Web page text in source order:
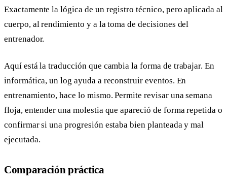
Exactamente la lógica de un registro técnico, pero aplicada al
cuerpo, al rendimiento y a la toma de decisiones del
entrenador.
Aquí está la traducción que cambia la forma de trabajar. En
informática, un log ayuda a reconstruir eventos. En
entrenamiento, hace lo mismo. Permite revisar una semana
floja, entender una molestia que apareció de forma repetida o
confirmar si una progresión estaba bien planteada y mal
ejecutada.
Comparación práctica